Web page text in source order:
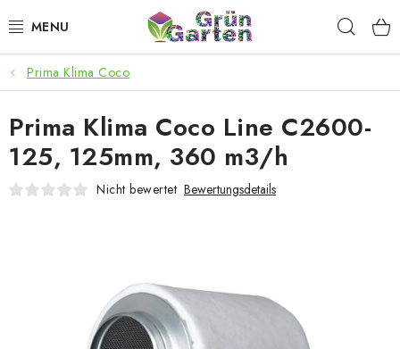
Inhalt
ANGEBOTE
LED PFLANZENLAMPEN
ANBAUBEDARF FÜR DEN HEIMANBAU
SMARTER GARTEN
Prima Klima Coco
Prima Klima Coco Line C2600-
125, 125mm, 360 m3/h
Nicht bewertet Bewertungsdetails